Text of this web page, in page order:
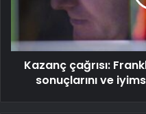
Kazanç çağrısı:
sonuçlarını ve